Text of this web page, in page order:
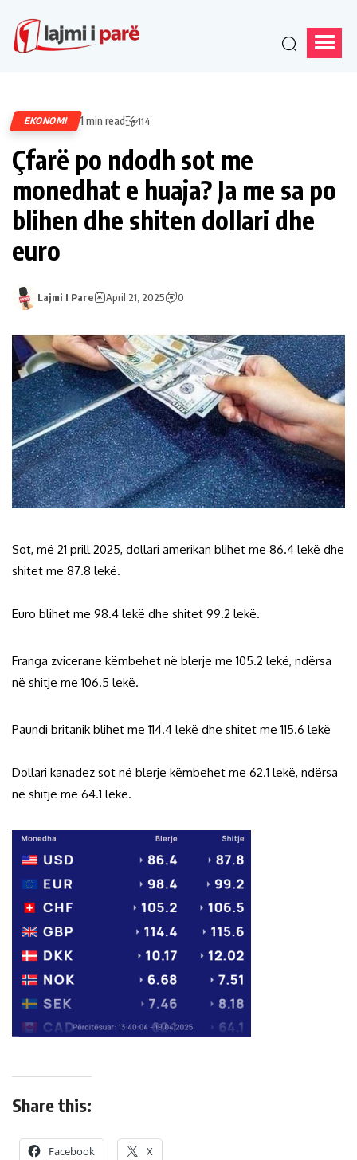
EKONOMI 1 min read 114
Çfarë po ndodh sot me
monedhat e huaja? Ja me sa po
blihen dhe shiten dollari dhe
euro
Lajmi I Pare April 21, 2025 0
Sot, më 21 prill 2025, dollari amerikan blihet me 86.4 lekë dhe
shitet me 87.8 lekë.
Euro blihet me 98.4 lekë dhe shitet 99.2 lekë.
Franga zvicerane këmbehet në blerje me 105.2 lekë, ndërsa
në shitje me 106.5 lekë.
Paundi britanik blihet me 114.4 lekë dhe shitet me 115.6 lekë
Dollari kanadez sot në blerje këmbehet me 62.1 lekë, ndërsa
në shitje me 64.1 lekë.
Share this:
Facebook X